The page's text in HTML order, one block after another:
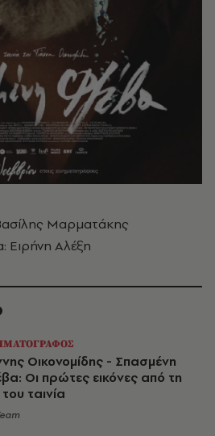
Μαρματάκης
Ειρήνη Αλέξη
Οικονομίδης - Σπασμένη
Οι πρώτες εικόνες από τη
ταινία